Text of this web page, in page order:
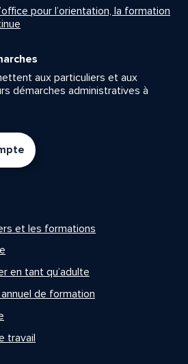
pour l’orientation, la formation
aux particuliers et aux
démarches administratives à
et les formations
en tant qu’adulte
de formation
travail